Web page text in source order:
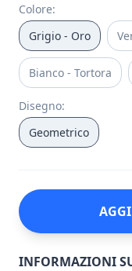
Colore:
Grigio - Oro
Bianco - Tortora
Disegno:
Geometrico
INFORMAZIONI